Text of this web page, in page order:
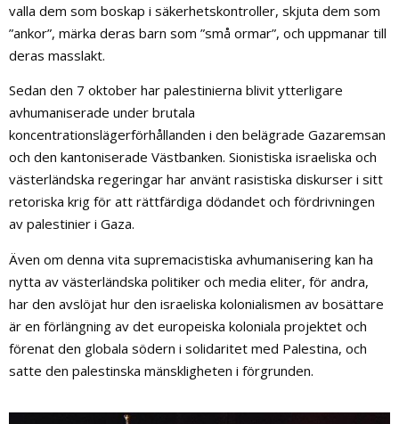
valla dem som boskap i säkerhetskontroller, skjuta dem som
”ankor”, märka deras barn som ”små ormar”, och uppmanar till
deras masslakt.
Sedan den 7 oktober har palestinierna blivit ytterligare
avhumaniserade under brutala
koncentrationslägerförhållanden i den belägrade Gazaremsan
och den kantoniserade Västbanken. Sionistiska israeliska och
västerländska regeringar har använt rasistiska diskurser i sitt
retoriska krig för att rättfärdiga dödandet och fördrivningen
av palestinier i Gaza.
Även om denna vita supremacistiska avhumanisering kan ha
nytta av västerländska politiker och media eliter, för andra,
har den avslöjat hur den israeliska kolonialismen av bosättare
är en förlängning av det europeiska koloniala projektet och
förenat den globala södern i solidaritet med Palestina, och
satte den palestinska mänskligheten i förgrunden.